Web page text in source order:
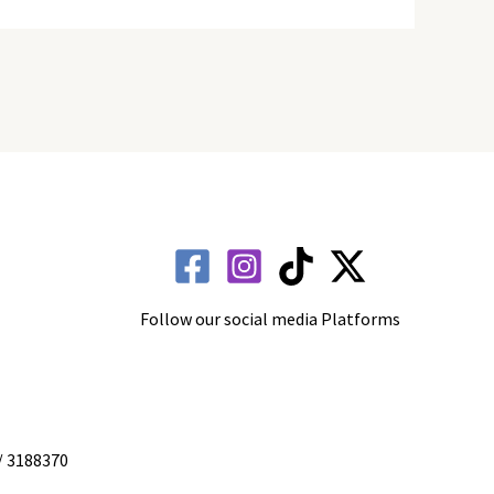
3188370
Follow our social media Platforms